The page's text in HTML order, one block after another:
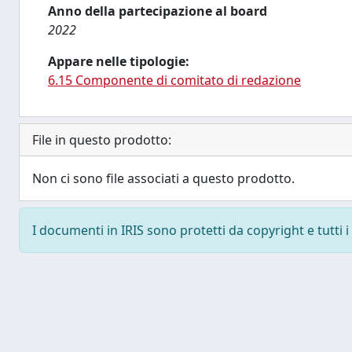
Anno della partecipazione al board
2022
Appare nelle tipologie:
6.15 Componente di comitato di redazione
File in questo prodotto:
Non ci sono file associati a questo prodotto.
I documenti in IRIS sono protetti da copyright e tutti